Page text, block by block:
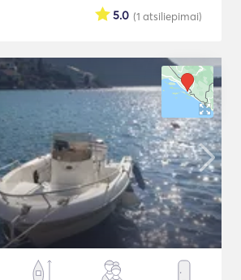
(1 atsiliepimai)
5.0